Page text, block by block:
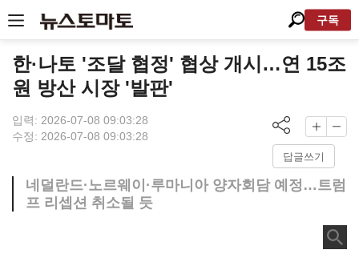
구독
한·나토 '조달 협정' 협상 개시…연 15조
원 방산 시장 '발판'
입력: 2026-07-08 09:03:28
수정: 2026-07-08 09:03:28
답글쓰기
네덜란드·노르웨이·루마니아 양자회담 예정…트럼
프 리셉션 취소될 듯